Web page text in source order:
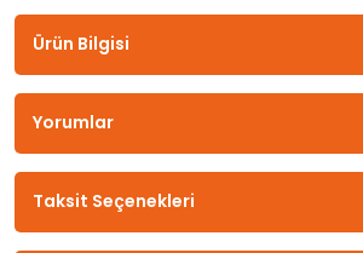
Ürün Bilgisi
Yorumlar
Taksit Seçenekleri